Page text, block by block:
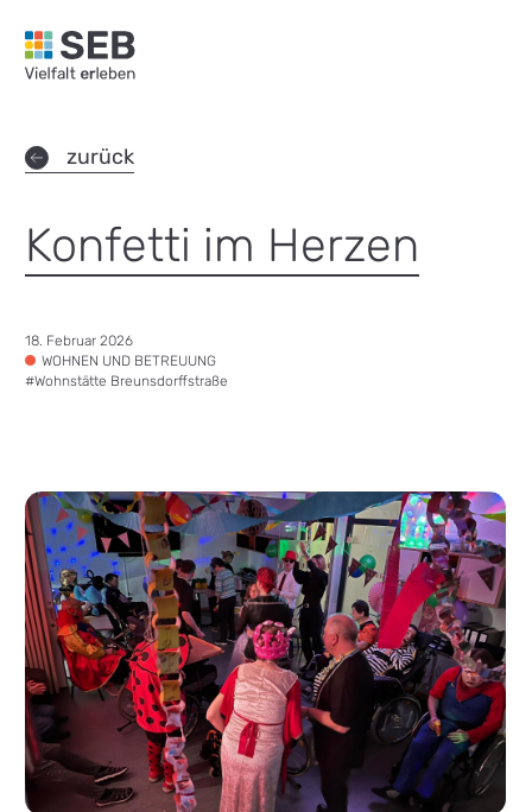
SEB Leipzig, Vielfalt erleben - zur Startseite
zurück
Konfetti im Herzen
Datum:
18. Februar 2026
Tags:WOHNEN UND BETREUUNG
#Wohnstätte Breunsdorffstraße